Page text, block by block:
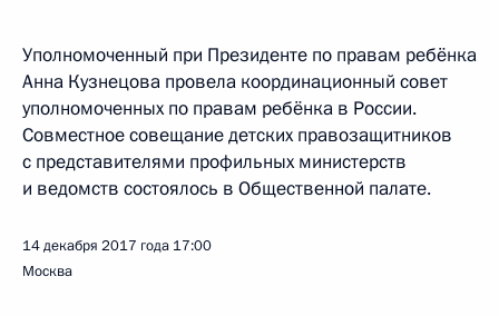
Уполномоченный при Президенте по правам ребёнка
Анна Кузнецова провела координационный совет
уполномоченных по правам ребёнка в России.
Совместное совещание детских правозащитников
с представителями профильных министерств
и ведомств состоялось в Общественной палате.
14 декабря 2017 года 17:00
Москва